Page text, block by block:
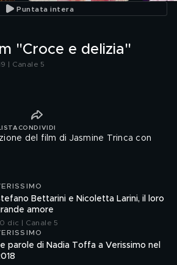
Puntata intera
"Croce e delizia"
| Canale 5
CONDIVIDI
del film di Jasmine Trinca con
Bettarini e Nicoletta Larini, il loro
amore
dic | Canale 5
parole di Nadia Toffa a Verissimo nel